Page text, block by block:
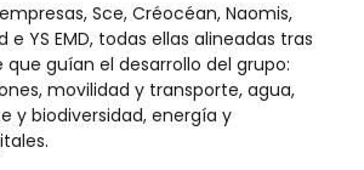
Sce, Créocéan, Naomis,
e YS EMD, todas ellas alineadas tras
guían el desarrollo del grupo:
movilidad y transporte, agua,
y biodiversidad, energía y